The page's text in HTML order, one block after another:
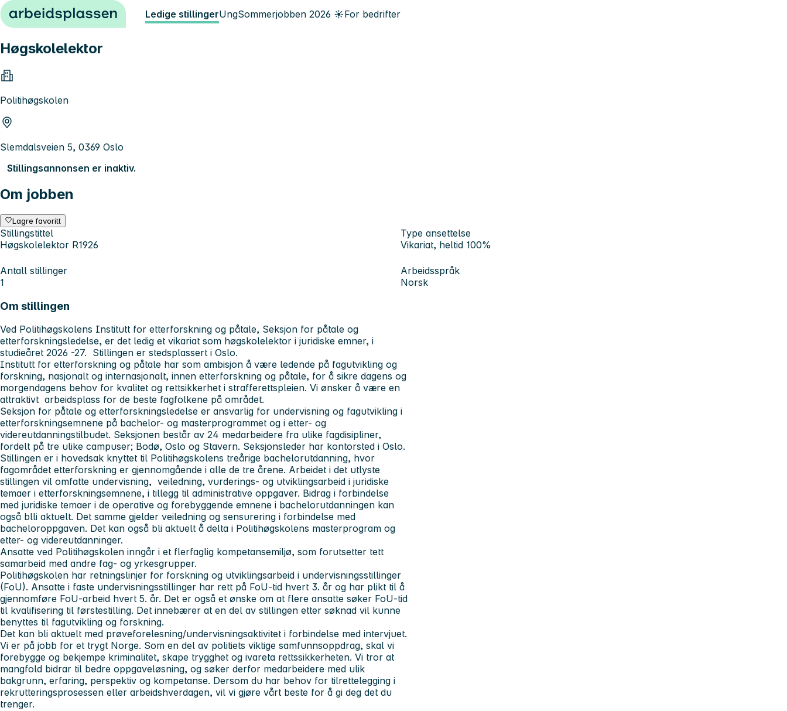
Hopp til innhold Ledige stillingerUngSommerjobben 2026 ☀️For bedrifter
Høgskolelektor
Politihøgskolen
Slemdalsveien 5, 0369 Oslo
Stillingsannonsen er inaktiv.
Om jobben
Lagre favoritt
Stillingstittel
Høgskolelektor R1926
Type ansettelse
Vikariat, heltid 100%
Antall stillinger
1
Arbeidsspråk
Norsk
Om stillingen
Ved Politihøgskolens Institutt for etterforskning og påtale, Seksjon for påtale og
etterforskningsledelse, er det ledig et vikariat som høgskolelektor i juridiske emner, i
studieåret 2026 -27. Stillingen er stedsplassert i Oslo.
Institutt for etterforskning og påtale har som ambisjon å være ledende på fagutvikling og
forskning, nasjonalt og internasjonalt, innen etterforskning og påtale, for å sikre dagens og
morgendagens behov for kvalitet og rettsikkerhet i strafferettspleien. Vi ønsker å være en
attraktivt arbeidsplass for de beste fagfolkene på området.
Seksjon for påtale og etterforskningsledelse er ansvarlig for undervisning og fagutvikling i
etterforskningsemnene på bachelor- og masterprogrammet og i etter- og
videreutdanningstilbudet. Seksjonen består av 24 medarbeidere fra ulike fagdisipliner,
fordelt på tre ulike campuser; Bodø, Oslo og Stavern. Seksjonsleder har kontorsted i Oslo.
Stillingen er i hovedsak knyttet til Politihøgskolens treårige bachelorutdanning, hvor
fagområdet etterforskning er gjennomgående i alle de tre årene. Arbeidet i det utlyste
stillingen vil omfatte undervisning, veiledning, vurderings- og utviklingsarbeid i juridiske
temaer i etterforskningsemnene, i tillegg til administrative oppgaver. Bidrag i forbindelse
med juridiske temaer i de operative og forebyggende emnene i bachelorutdanningen kan
også blli aktuelt. Det samme gjelder veiledning og sensurering i forbindelse med
bacheloroppgaven. Det kan også bli aktuelt å delta i Politihøgskolens masterprogram og
etter- og videreutdanninger.
Ansatte ved Politihøgskolen inngår i et flerfaglig kompetansemiljø, som forutsetter tett
samarbeid med andre fag- og yrkesgrupper.
Politihøgskolen har retningslinjer for forskning og utviklingsarbeid i undervisningsstillinger
(FoU). Ansatte i faste undervisningsstillinger har rett på FoU-tid hvert 3. år og har plikt til å
gjennomføre FoU-arbeid hvert 5. år. Det er også et ønske om at flere ansatte søker FoU-tid
til kvalifisering til førstestilling. Det innebærer at en del av stillingen etter søknad vil kunne
benyttes til fagutvikling og forskning.
Det kan bli aktuelt med prøveforelesning/undervisningsaktivitet i forbindelse med intervjuet.
Vi er på jobb for et trygt Norge. Som en del av politiets viktige samfunnsoppdrag, skal vi
forebygge og bekjempe kriminalitet, skape trygghet og ivareta rettssikkerheten. Vi tror at
mangfold bidrar til bedre oppgaveløsning, og søker derfor medarbeidere med ulik
bakgrunn, erfaring, perspektiv og kompetanse. Dersom du har behov for tilrettelegging i
rekrutteringsprosessen eller arbeidshverdagen, vil vi gjøre vårt beste for å gi deg det du
trenger.